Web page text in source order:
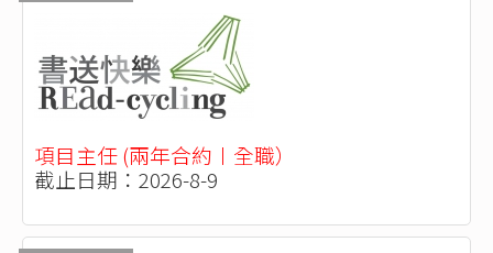
項目主任 (兩年合約〡全職）
截止日期：2026-8-9